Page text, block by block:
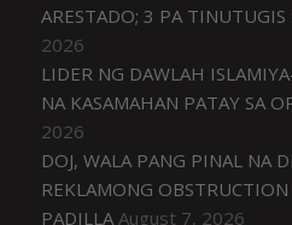
ARESTADO; 3 PA TINUTUGIS
2026
LIDER NG DAWLAH
NA KASAMAHAN PATAY SA
2026
DOJ, WALA PANG PINAL NA
REKLAMONG
PADILLA August 7, 2026